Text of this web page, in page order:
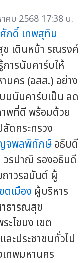
คม 2568 17:38 น.
กดิ์ เทพสุทิน
ข เดินหน้า รณรงค์
ารนับคาร์บให้
นคร (อสส.) อย่าง
บนับคาร์บเป็น ลด
าพที่ดี พร้อมด้วย
ลัดกระทรวง
จพลพิทักษ์อธิบดี
รปาณิ รองอธิบดี
าวรอนันต์ ผู้
เมือง ผู้บริหาร
ธารณสุข
ะโขนง เขต
ละประชาชนทั่วไป
ทพมหานคร